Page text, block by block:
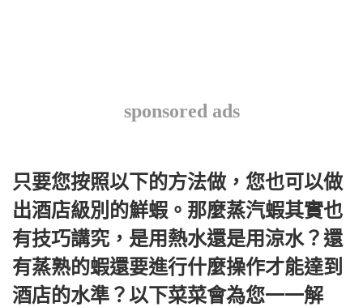
sponsored ads
只要您按照以下的方法做，您也可以做
出酒店級別的鮮蝦。那麼蒸汽蝦其實也
有技巧講究，是用熱水還是用涼水？還
有蒸熟的蝦還要進行什麼操作才能達到
酒店的水準？以下菜菜會為您一一解